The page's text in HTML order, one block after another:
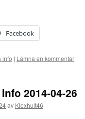
Facebook
info | Lämna en kommentar
2014-04-26
av Kloxhult46